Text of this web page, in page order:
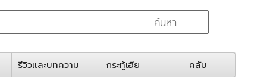
รีวิวและบทความ กระทู้เฮีย คลับ